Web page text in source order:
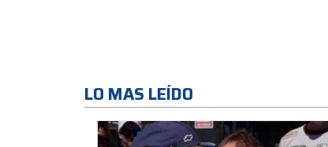
LO MAS LEÍDO